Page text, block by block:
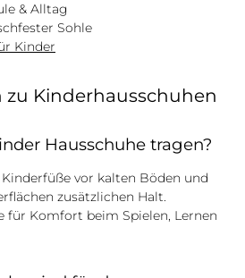
& Alltag
Sohle
Kinder
zu Kinderhausschuhen
Hausschuhe tragen?
vor kalten Böden und
zusätzlichen Halt.
für Komfort beim Spielen, Lernen